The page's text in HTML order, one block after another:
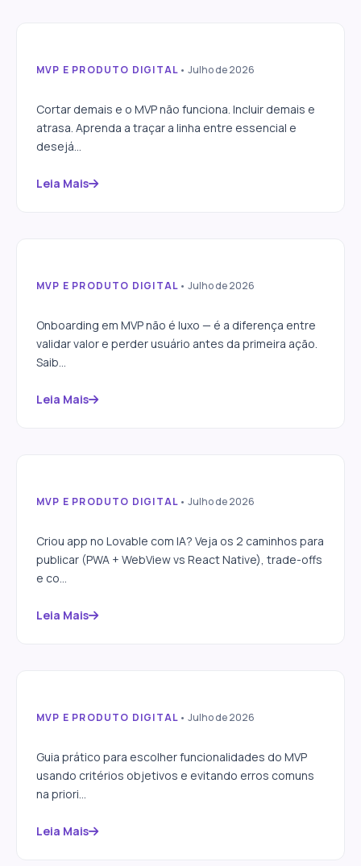
Como definir o escopo de um
MVP E PRODUTO DIGITAL • Julho de 2026
Cortar demais e o MVP não funciona. Incluir demais e
atrasa. Aprenda a traçar a linha entre essencial e
desejá...
Leia Mais
Onboarding em MVP: quanto
investir na primeira
experiência
MVP E PRODUTO DIGITAL • Julho de 2026
Onboarding em MVP não é luxo — é a diferença entre
validar valor e perder usuário antes da primeira ação.
Saib...
Leia Mais
App no Lovable: como
publicável?
MVP E PRODUTO DIGITAL • Julho de 2026
Criou app no Lovable com IA? Veja os 2 caminhos para
publicar (PWA + WebView vs React Native), trade-offs
e co...
Leia Mais
Como priorizar
MVP E PRODUTO DIGITAL • Julho de 2026
Guia prático para escolher funcionalidades do MVP
usando critérios objetivos e evitando erros comuns
na priori...
Leia Mais